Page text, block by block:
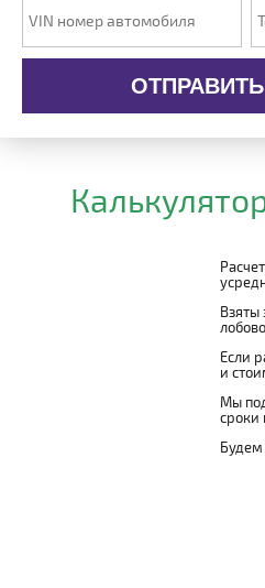
Взяты
Если
и
Мы
сроки
Будем